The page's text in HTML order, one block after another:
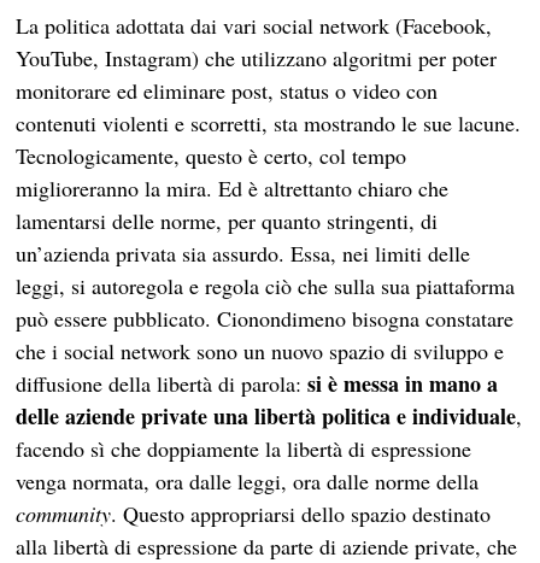
La politica adottata dai vari social network (Facebook,
YouTube, Instagram) che utilizzano algoritmi per poter
monitorare ed eliminare post, status o video con
contenuti violenti e scorretti, sta mostrando le sue lacune.
Tecnologicamente, questo è certo, col tempo
miglioreranno la mira. Ed è altrettanto chiaro che
lamentarsi delle norme, per quanto stringenti, di
un’azienda privata sia assurdo. Essa, nei limiti delle
leggi, si autoregola e regola ciò che sulla sua piattaforma
può essere pubblicato. Cionondimeno bisogna constatare
che i social network sono un nuovo spazio di sviluppo e
diffusione della libertà di parola:si è messa in mano a
delle aziende private una libertà politica e individuale,
facendo sì che doppiamente la libertà di espressione
venga normata, ora dalle leggi, ora dalle norme della
community. Questo appropriarsi dello spazio destinato
alla libertà di espressione da parte di aziende private, che